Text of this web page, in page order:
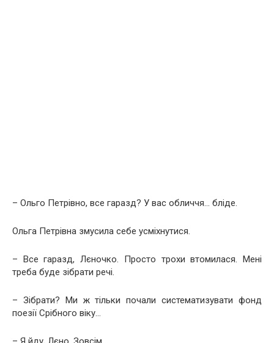
– Ольго Петрівно, все гаразд? У вас обличчя… бліде.
Ольга Петрівна змусила себе усміхнутися.
– Все гаразд, Лєночко. Просто трохи втомилася. Мені
треба буде зібрати речі.
– Зібрати? Ми ж тільки почали систематизувати фонд
поезії Срібного віку…